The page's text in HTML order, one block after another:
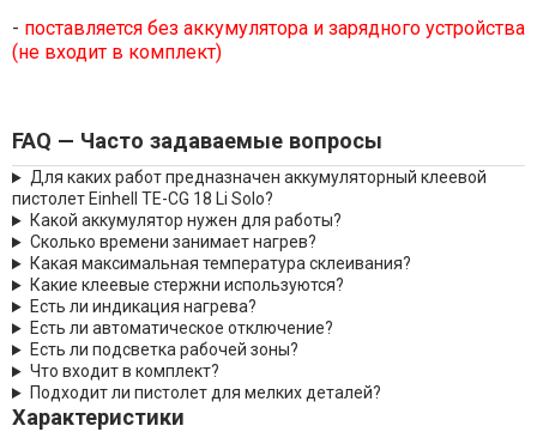
- поставляется без аккумулятора и зарядного устройства
(не входит в комплект)
FAQ — Часто задаваемые вопросы
Для каких работ предназначен аккумуляторный клеевой
пистолет Einhell TE-CG 18 Li Solo?
Какой аккумулятор нужен для работы?
Сколько времени занимает нагрев?
Какая максимальная температура склеивания?
Какие клеевые стержни используются?
Есть ли индикация нагрева?
Есть ли автоматическое отключение?
Есть ли подсветка рабочей зоны?
Что входит в комплект?
Подходит ли пистолет для мелких деталей?
Характеристики